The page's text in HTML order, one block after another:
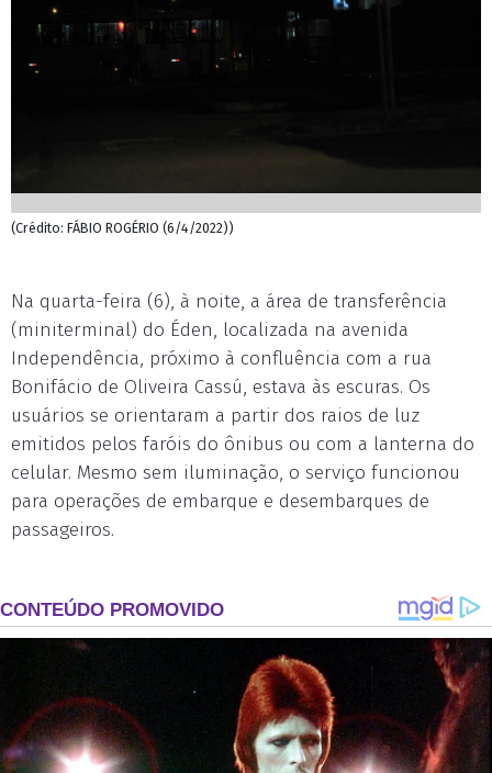
(Crédito: FÁBIO ROGÉRIO (6/4/2022))
Na quarta-feira (6), à noite, a área de transferência
(miniterminal) do Éden, localizada na avenida
Independência, próximo à confluência com a rua
Bonifácio de Oliveira Cassú, estava às escuras. Os
usuários se orientaram a partir dos raios de luz
emitidos pelos faróis do ônibus ou com a lanterna do
celular. Mesmo sem iluminação, o serviço funcionou
para operações de embarque e desembarques de
passageiros.